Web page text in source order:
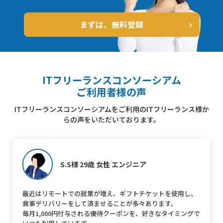
まずは、無料登録
ITフリーランスコンソーシアム
ご利用者様の声
ITフリーランスコンソーシアムをご利用のITフリーランス様か
らの声をいただいております。
S.S様 29歳 女性 エンジニア
最近はリモートでの就業が増え、ギフトチケットを使用し、
食事デリバリーをして済ませることが多々あります。
毎月1,000円付与される優待クーポンを、好きなタイミングで